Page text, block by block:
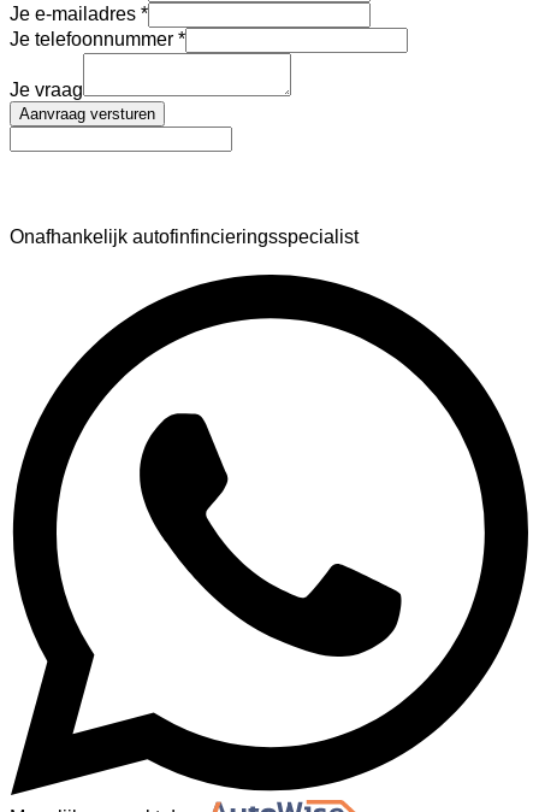
Je e-mailadres
Je telefoonnummer
Je vraag
Aanvraag versturen
Onafhankelijk autofinfincieringsspecialist